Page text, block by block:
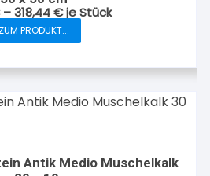
–318,44€je Stück
ZUM PRODUKT...
Dieses
weist
mehrere
Optionen
Antik Medio Muschelkalk